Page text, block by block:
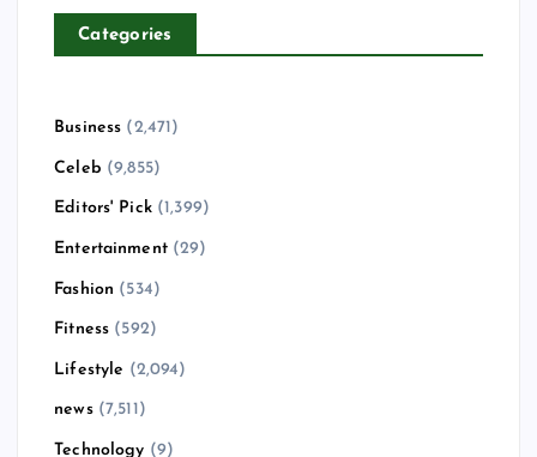
Categories
Business (2,471)
Celeb (9,855)
Editors' Pick(1,399)
Entertainment(29)
Fashion (534)
Fitness (592)
Lifestyle (2,094)
news(7,511)
Technology (9)